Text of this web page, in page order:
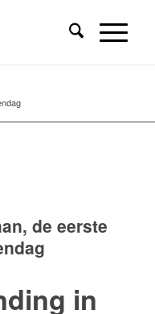
de eerste
in